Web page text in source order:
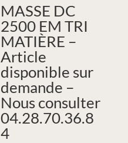
MASSE DC
2500 EM TRI
MATIÈRE –
Article
disponible sur
demande –
Nous consulter
04.28.70.36.8
4